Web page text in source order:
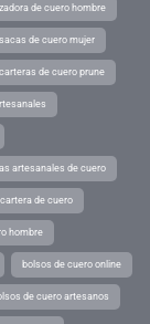
de cuero hombre
de cuero mujer
carteras de cuero prune
artesanales de cuero
cartera de cuero
hombre
bolsos de cuero online
de cuero artesanos